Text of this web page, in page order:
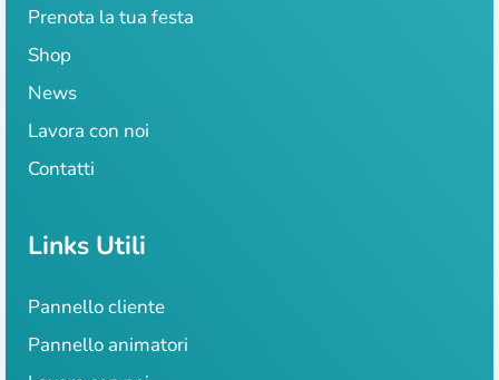
Prenota la tua festa
Shop
News
Lavora con noi
Contatti
Links Utili
Pannello cliente
Pannello animatori